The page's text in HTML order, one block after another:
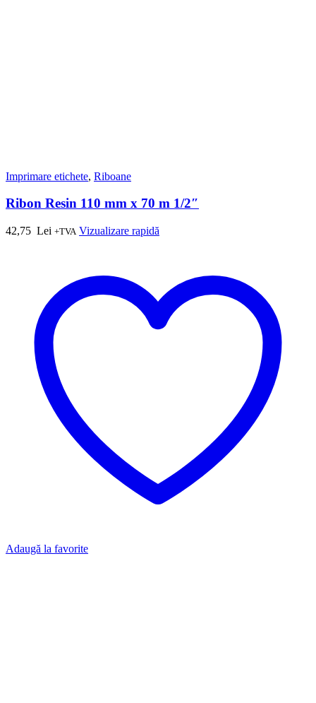
Imprimare etichete, Riboane
Ribon Resin 110 mm x 70 m 1/2″
42,75 Lei +TVA Vizualizare rapidă
Adaugă la favorite